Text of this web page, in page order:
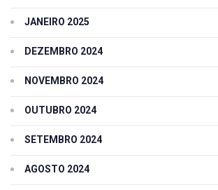
JANEIRO 2025
DEZEMBRO 2024
NOVEMBRO 2024
OUTUBRO 2024
SETEMBRO 2024
AGOSTO 2024